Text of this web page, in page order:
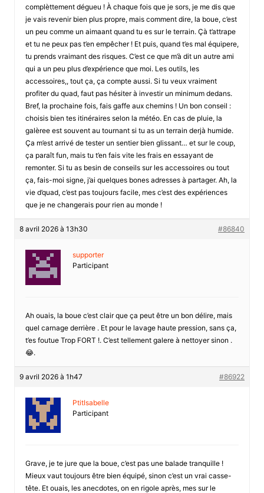
complèttement dégueu ! À chaque fois que je sors, je me dis que
je vais revenir bien plus propre, mais comment dire, la boue, c’est
un peu comme un aimaant quand tu es sur le terrain. Çà t’attrape
et tu ne peux pas t’en empêcher ! Et puis, quand t’es mal équipere,
tu prends vraimant des risques. C’est ce que m’à dit un autre ami
qui a un peu plus d’expérience que moi. Les outils, les
accessoires,, tout ça, ça compte aussi. Si tu veux vraiment
profiter du quad, faut pas hésiter à investir un minimum dedans.
Bref, la prochaine fois, fais gaffe aux chemins ! Un bon conseil :
choisis bien tes itinéraires selon la météo. En cas de pluie, la
galèree est souvent au tournant si tu as un terrain derjà humide.
Ça m’est arrivé de tester un sentier bien glissant… et sur le coup,
ça paraît fun, mais tu t’en fais vite les frais en essayant de
remonter. Si tu as besin de conseils sur les accessoires ou tout
ça, fais-moi signe, j’ai quelques bones adresses à partager. Ah, la
vie d’quad, c’est pas toujours facile, mes c’est des expériences
que je ne changerais pour rien au monde !
8 avril 2026 à 13h30 #86840
supporter
Participant
Ah ouais, la boue c’est clair que ça peut être un bon délire, mais
quel carnage derrière . Et pour le lavage haute pression, sans ça,
t’es foutue Trop FORT !. C’est tellement galere à nettoyer sinon .
😂.
9 avril 2026 à 1h47 #86922
PtitIsabelle
Participant
Grave, je te jure que la boue, c’est pas une balade tranquille !
Mieux vaut toujours être bien équipé, sinon c’est un vrai casse-
tête. Et ouais, les anecdotes, on en rigole après, mes sur le